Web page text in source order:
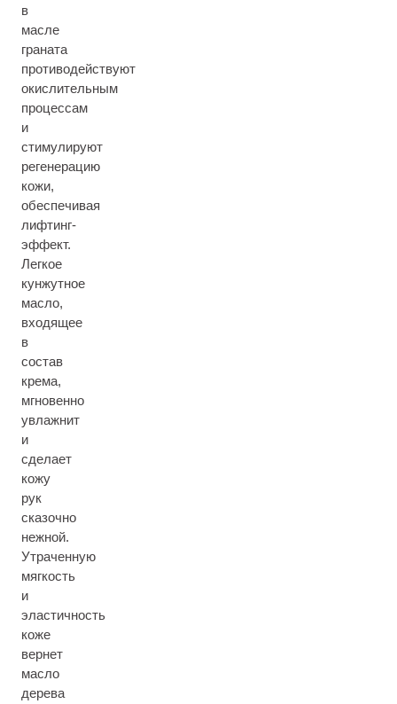
в
масле
граната
противодействуют
окислительным
процессам
и
стимулируют
регенерацию
кожи,
обеспечивая
лифтинг-
эффект.
Легкое
кунжутное
масло,
входящее
в
состав
крема,
мгновенно
увлажнит
и
сделает
кожу
рук
сказочно
нежной.
Утраченную
мягкость
и
эластичность
коже
вернет
масло
дерева